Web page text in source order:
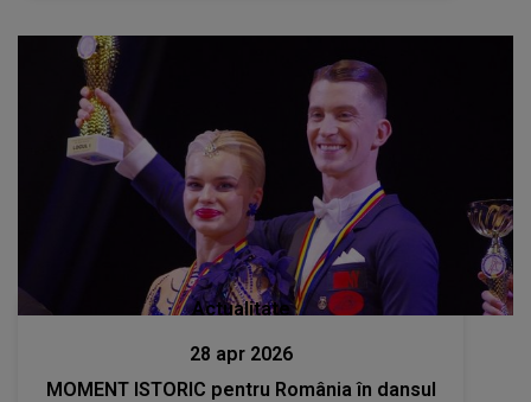
Actualitate
28 apr 2026
MOMENT ISTORIC pentru România în dansul